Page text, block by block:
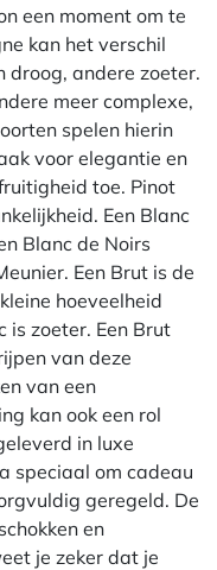
een moment om te
kan het verschil
droog, andere zoeter.
meer complexe,
spelen hierin
voor elegantie en
toe. Pinot
Een Blanc
Blanc de Noirs
Een Brut is de
hoeveelheid
is zoeter. Een Brut
van deze
van een
kan ook een rol
in luxe
speciaal om cadeau
geregeld. De
en
je zeker dat je